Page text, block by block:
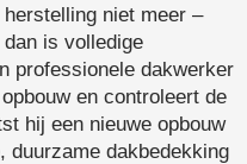
herstelling niet meer –
dan is volledige
professionele dakwerker
en controleert de
hij een nieuwe opbouw
duurzame dakbedekking